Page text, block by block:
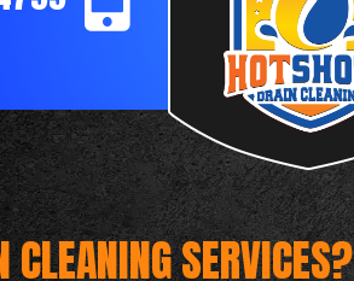
CLEANING SERVICES?